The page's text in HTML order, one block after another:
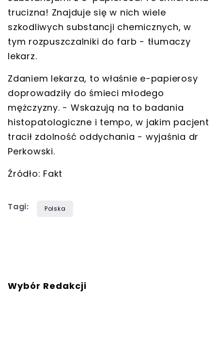
trucizna! Znajduje się w nich wiele
szkodliwych substancji chemicznych, w
tym rozpuszczalniki do farb - tłumaczy
lekarz.
Zdaniem lekarza, to właśnie e-papierosy
doprowadziły do śmieci młodego
mężczyzny. - Wskazują na to badania
histopatologiczne i tempo, w jakim pacjent
tracił zdolność oddychania - wyjaśnia dr
Perkowski.
Źródło: Fakt
Tagi: Polska
Wybór Redakcji